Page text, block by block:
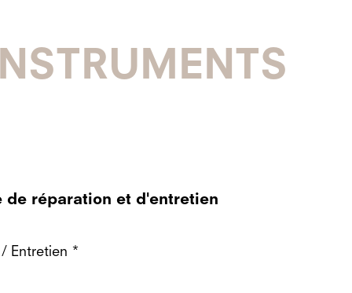
de réparation et d'entretien
Entretien *